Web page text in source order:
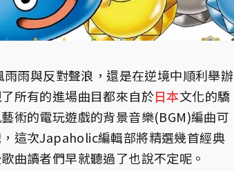
雨與反對聲浪，還是在逆境中順利舉辦
所有的進場曲目都來自於日本文化的驕
藝術的電玩遊戲的背景音樂(BGM)編曲可
這次Japaholic編輯部將精選幾首經典
曲讀者們早就聽過了也說不定呢。